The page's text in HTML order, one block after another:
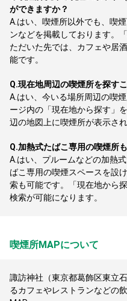
ができますか？
A. はい、喫煙所以外でも、喫
ンなどを掲載しております。
ただいた先では、カフェや居
能です。
Q.現在地周辺の喫煙所を探す
A. はい、今いる場所周辺の喫
ージ内の「現在地から探す」
辺の地図上に喫煙所が表示され
Q.加熱式たばこ専用の喫煙所
A. はい、プルームなどの加熱
ばこ専用の喫煙スペースを設
索も可能です。「現在地から
検索が可能になります。
喫煙所MAPについて
諏訪神社（東京都葛飾区東立
るカフェやレストランなどの